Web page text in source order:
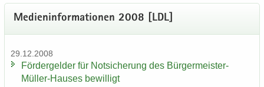
Me­di­en­in­for­ma­tio­nen 2008 [LDL]
29.12.2008
För­der­gel­der für Not­si­che­rung des Bürgermeister-​
Müller-Hauses be­wil­ligt